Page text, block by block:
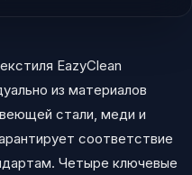
EazyClean
из материалов
стали, меди и
соответствие
Четыре ключевые